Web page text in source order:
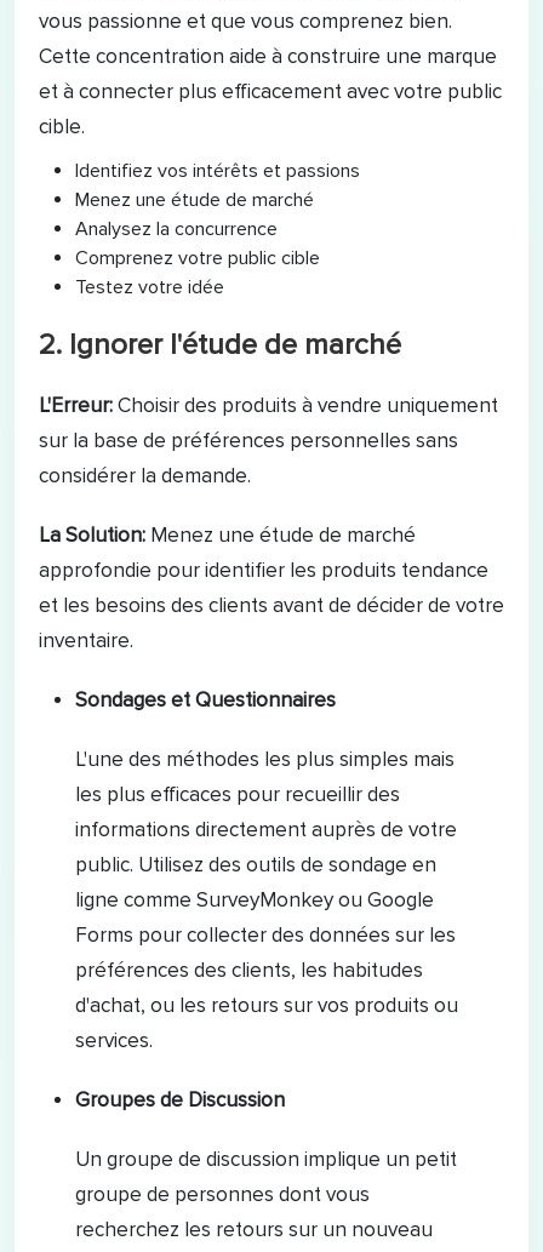
vous passionne et que vous comprenez bien.
Cette concentration aide à construire une marque
et à connecter plus efficacement avec votre public
cible.
Identifiez vos intérêts et passions
Menez une étude de marché
Analysez la concurrence
Comprenez votre public cible
Testez votre idée
2. Ignorer l'étude de marché
L'Erreur:Choisir des produits à vendre uniquement
sur la base de préférences personnelles sans
considérer la demande.
La Solution: Menez une étude de marché
approfondie pour identifier les produits tendance
et les besoins des clients avant de décider de votre
inventaire.
Sondages et Questionnaires
L'une des méthodes les plus simples mais
les plus efficaces pour recueillir des
informations directement auprès de votre
public. Utilisez des outils de sondage en
ligne comme SurveyMonkey ou Google
Forms pour collecter des données sur les
préférences des clients, les habitudes
d'achat, ou les retours sur vos produits ou
services.
Groupes de Discussion
Un groupe de discussion implique un petit
groupe de personnes dont vous
recherchez les retours sur un nouveau